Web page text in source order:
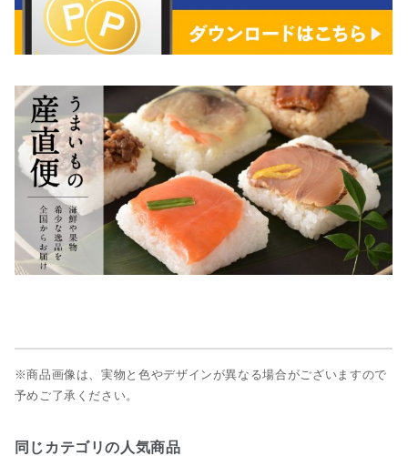
※商品画像は、実物と色やデザインが異なる場合がございますので
予めご了承ください。
同じカテゴリの人気商品